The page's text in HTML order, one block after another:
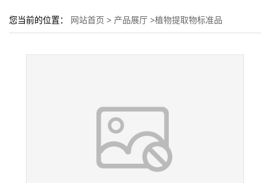
您当前的位置： 网站首页 > 产品展厅 >植物提取物标准品